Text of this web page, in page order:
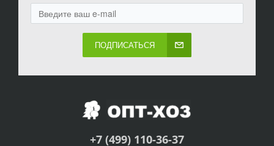
ПОДПИСАТЬСЯ
+7 (499) 110-36-37